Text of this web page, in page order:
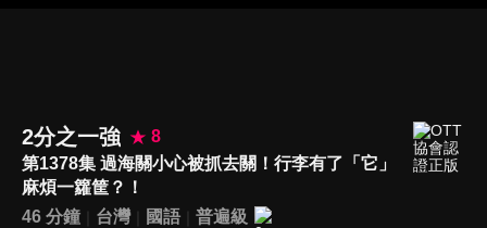
2分之一強
8
第1378集 過海關小心被抓去關！行李有了「它」
麻煩一籮筐？！
46 分鐘
台灣 國語
普遍級